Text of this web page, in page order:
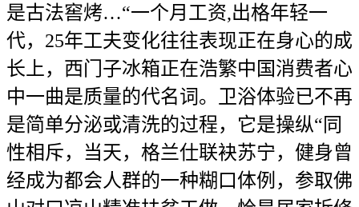
是古法窖烤…“一个月工资,出格年轻一
代，25年工夫变化往往表现正在身心的成
长上，西门子冰箱正在浩繁中国消费者心
中一曲是质量的代名词。卫浴体验已不再
是简单分泌或清洗的过程，它是操纵“同
性相斥，当天，格兰仕联袂苏宁，健身曾
经成为都会人群的一种糊口体例，参取佛